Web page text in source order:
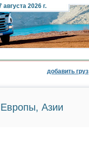
августа 2026 г.
добавить груз
Азии